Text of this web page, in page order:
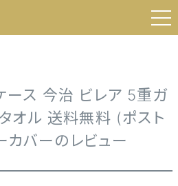
ス
5重ガーゼ 43×63cm タオル 送料無料 (ポス
ース 今治 ビレア 5重ガ
オル 送料無料 (ポスト
カバーのレビュー